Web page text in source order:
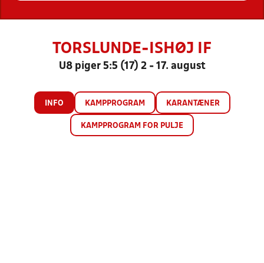
TORSLUNDE-ISHØJ IF
U8 piger 5:5 (17) 2 - 17. august
INFO KAMPPROGRAM KARANTÆNER
KAMPPROGRAM FOR PULJE